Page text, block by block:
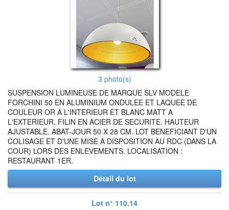
3 photo(s)
SUSPENSION LUMINEUSE DE MARQUE SLV MODELE
FORCHINI 50 EN ALUMINIUM ONDULEE ET LAQUEE DE
COULEUR OR A L'INTERIEUR ET BLANC MATT A
L'EXTERIEUR. FILIN EN ACIER DE SECURITE. HAUTEUR
AJUSTABLE. ABAT-JOUR 50 X 28 CM. LOT BENEFICIANT D'UN
COLISAGE ET D'UNE MISE A DISPOSITION AU RDC (DANS LA
COUR) LORS DES ENLEVEMENTS. LOCALISATION :
RESTAURANT 1ER.
Détail du lot
Lot n° 110.14